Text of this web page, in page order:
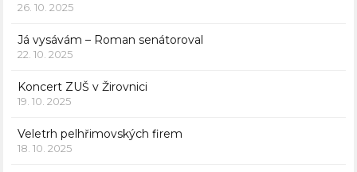
26. 10. 2025
Já vysávám – Roman senátoroval
22. 10. 2025
Koncert ZUŠ v Žirovnici
19. 10. 2025
Veletrh pelhřimovských firem
18. 10. 2025